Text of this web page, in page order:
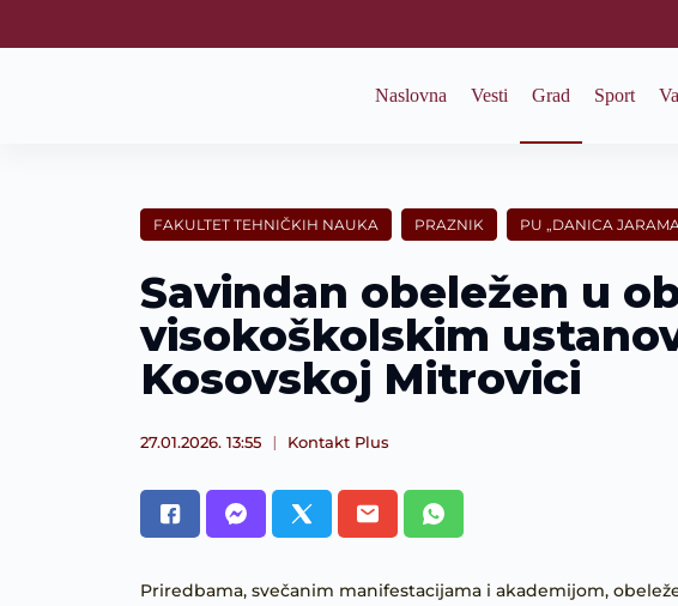
k
Naslovna Vesti Grad Sport
FAKULTET TEHNIČKIH NAUKA PRAZNIK PU „DANICA
Savindan obeležen u
visokoškolskim
Kosovskoj Mitrovici
27.01.2026. 13:55 Kontakt Plus
Priredbama, svečanim manifestacijama i akademijom,